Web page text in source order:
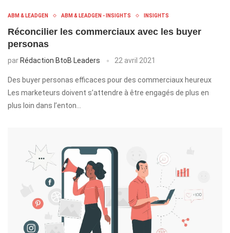
ABM & LEADGEN ABM & LEADGEN - INSIGHTS INSIGHTS
Réconcilier les commerciaux avec les buyer
personas
par Rédaction BtoB Leaders 22 avril 2021
Des buyer personas efficaces pour des commerciaux heureux
Les marketeurs doivent s’attendre à être engagés de plus en
plus loin dans l’enton…